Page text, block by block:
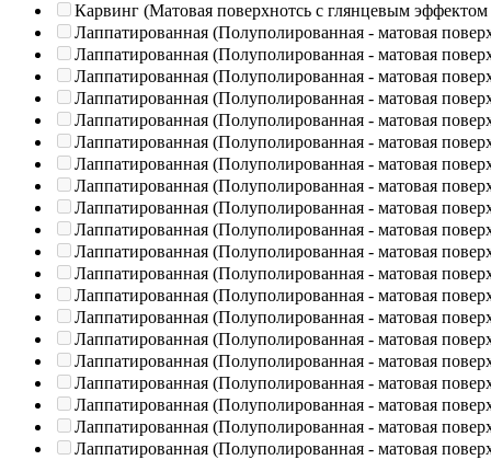
Карвинг (Матовая поверхнотсь с глянцевым эффектом
Лаппатированная (Полуполированная - матовая
Лаппатированная (Полуполированная - матовая
Лаппатированная (Полуполированная - матовая
Лаппатированная (Полуполированная - матовая
Лаппатированная (Полуполированная - матовая
Лаппатированная (Полуполированная - матовая
Лаппатированная (Полуполированная - матовая
Лаппатированная (Полуполированная - матовая
Лаппатированная (Полуполированная - матовая
Лаппатированная (Полуполированная - матовая
Лаппатированная (Полуполированная - матовая
Лаппатированная (Полуполированная - матовая
Лаппатированная (Полуполированная - матовая
Лаппатированная (Полуполированная - матовая
Лаппатированная (Полуполированная - матовая
Лаппатированная (Полуполированная - матовая
Лаппатированная (Полуполированная - матовая
Лаппатированная (Полуполированная - матовая
Лаппатированная (Полуполированная - матовая
Лаппатированная (Полуполированная - матовая